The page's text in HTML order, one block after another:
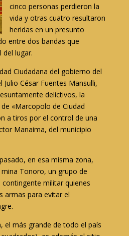
cinco personas perdieron la
vida y otras cuatro resultaron
heridas en un presunto
entre dos bandas que
del lugar.
Ciudadana del gobierno del
César Fuentes Mansulli,
delictivos, la
«Marcopolo de Ciudad
a tiros por el control de una
Manaima, del municipio
en esa misma zona,
Tonoro, un grupo de
militar quienes
armas para evitar el
el más grande de todo el país